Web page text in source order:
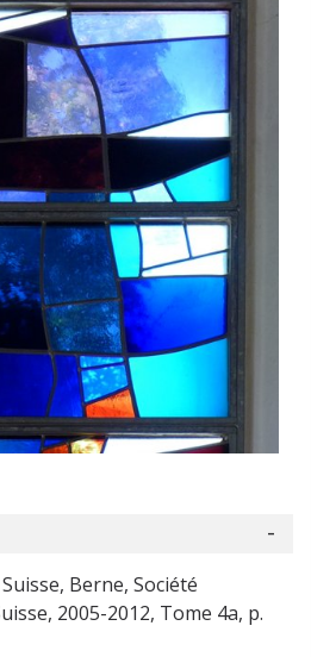
Berne, Société
2005-2012, Tome 4a, p.